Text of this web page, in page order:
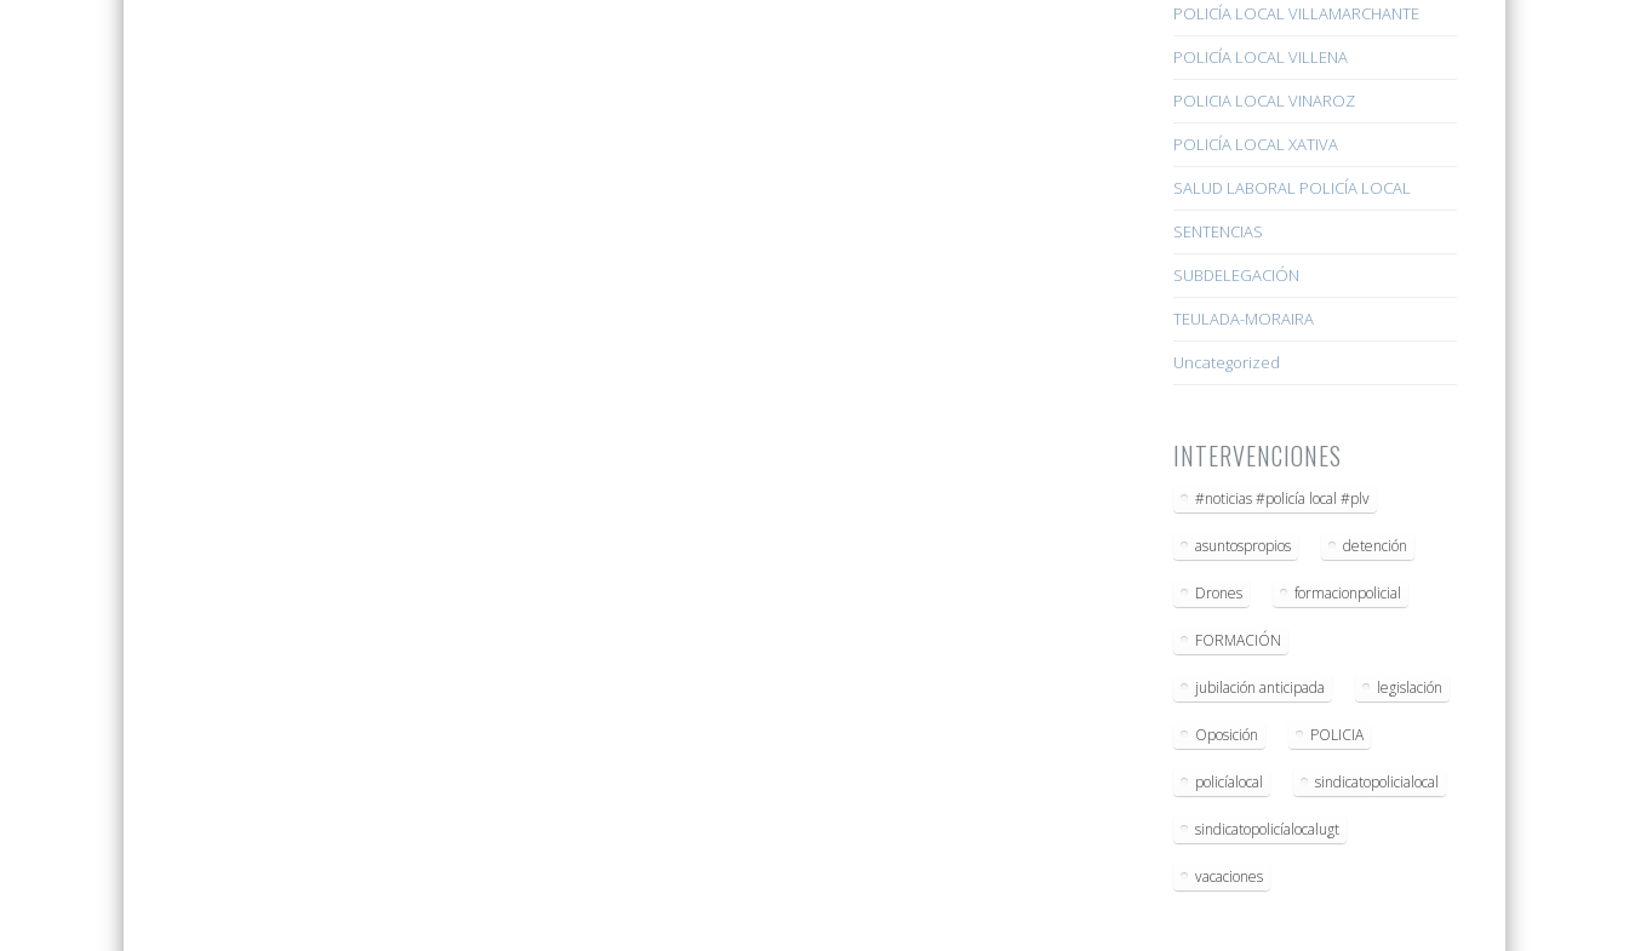
POLICÍA LOCAL VILLAMARCHANTE
POLICÍA LOCAL VILLENA
POLICIA LOCAL VINAROZ
POLICÍA LOCAL XATIVA
SALUD LABORAL POLICÍA LOCAL
SENTENCIAS
SUBDELEGACIÓN
TEULADA-MORAIRA
Uncategorized
INTERVENCIONES
#noticias #policía local #plv
asuntospropios detención
Drones formacionpolicial
FORMACIÓN
jubilación anticipada legislación
Oposición POLICIA
policíalocal sindicatopolicialocal
sindicatopolicíalocalugt
vacaciones